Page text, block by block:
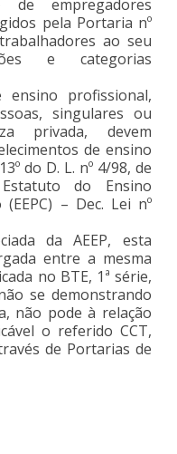
de empregadores
pela Portaria nº
ao seu
e categorias
ensino profissional,
singulares ou
privada, devem
de ensino
do D. L. nº 4/98, de
do Ensino
– Dec. Lei nº
da AEEP, esta
entre a mesma
no BTE, 1ª série,
se demonstrando
não pode à relação
o referido CCT,
de Portarias de